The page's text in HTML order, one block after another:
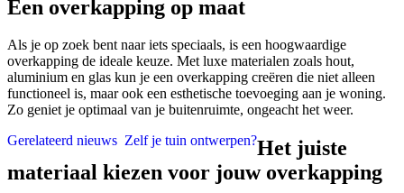
Een overkapping op maat
Als je op zoek bent naar iets speciaals, is een hoogwaardige
overkapping de ideale keuze. Met luxe materialen zoals hout,
aluminium en glas kun je een overkapping creëren die niet alleen
functioneel is, maar ook een esthetische toevoeging aan je woning.
Zo geniet je optimaal van je buitenruimte, ongeacht het weer.
Gerelateerd nieuws Zelf je tuin ontwerpen?Het juiste
materiaal kiezen voor jouw overkapping